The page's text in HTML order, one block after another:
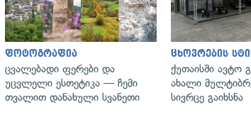
ფოტოგრაფია
ცვალებადი ფერები და
უცვლელი ესთეტიკა — ჩემი
თვალით დანახული სვანეთი
ცხოვრების
ქუთაისში ავტო
ახალი
სივრცე გაიხსნა